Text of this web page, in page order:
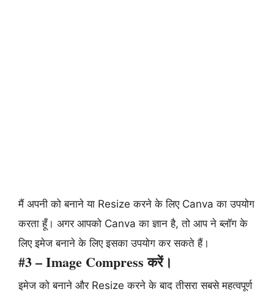
मैं अपनी को बनाने या Resize करने के लिए Canva का उपयोग
करता हूँ। अगर आपको Canva का ज्ञान है, तो आप ने ब्लॉग के
लिए इमेज बनाने के लिए इसका उपयोग कर सकते हैं।
#3 – Image Compress करें।
इमेज को बनाने और Resize करने के बाद तीसरा सबसे महत्वपूर्ण